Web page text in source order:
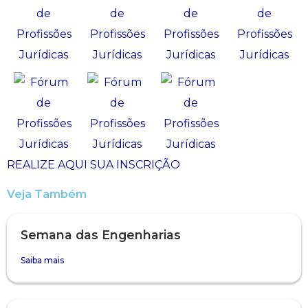
REALIZE AQUI SUA INSCRIÇÃO
Veja Também
Semana das Engenharias
Saiba mais